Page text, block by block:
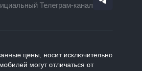
Телеграм-канал
цены, носит исключительно
могут отличаться от